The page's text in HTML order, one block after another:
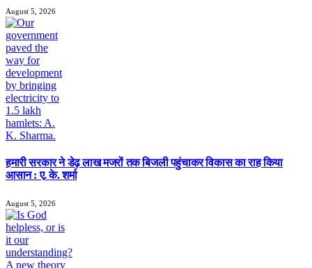
August 5, 2026
हमारी सरकार ने डेढ़ लाख मजरों तक बिजली पहुंचाकर विकास का राह किया
आसान : ए. के. शर्मा
August 5, 2026